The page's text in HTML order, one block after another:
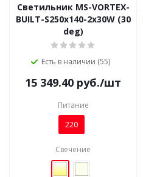
Светильник MS-VORTEX-
BUILT-S250x140-2x30W (30
deg)
Есть в наличии (55)
15 349.40 руб./шт
Питание
220
Свечение